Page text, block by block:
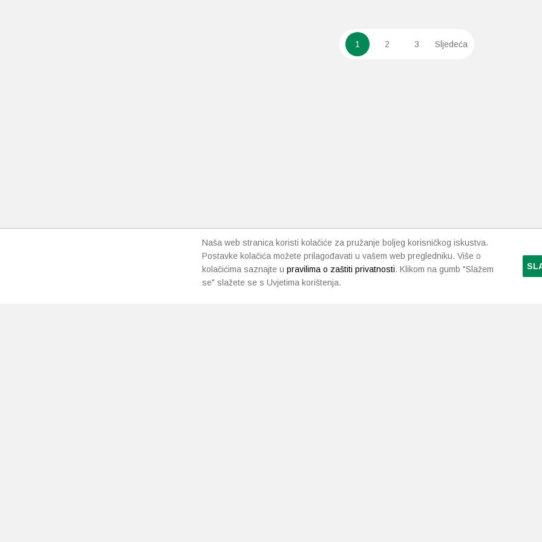
1 2 3 Sljedeća
Naša web stranica koristi kolačiće za pružanje boljeg korisničkog iskustva.
Postavke kolačića možete prilagođavati u vašem web pregledniku. Više o
kolačićima saznajte u pravilima o zaštiti privatnosti. Klikom na gumb "Slažem
se" slažete se s Uvjetima korištenja.